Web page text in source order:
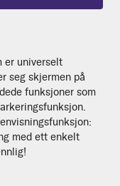
er universelt
seg skjermen på
funksjoner som
med ett enkelt